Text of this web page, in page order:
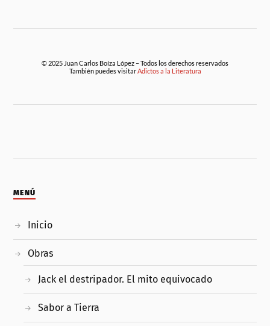
© 2025 Juan Carlos Boíza López – Todos los derechos reservados
También puedes visitarAdictos a la Literatura
MENÚ
Inicio
Obras
Jack el destripador. El mito equivocado
Sabor a Tierra